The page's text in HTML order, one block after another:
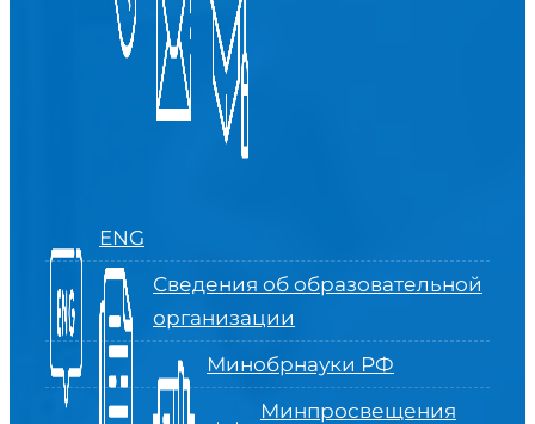
ENG
Сведения об образовательной
организации
Минобрнауки РФ
Минпросвещения